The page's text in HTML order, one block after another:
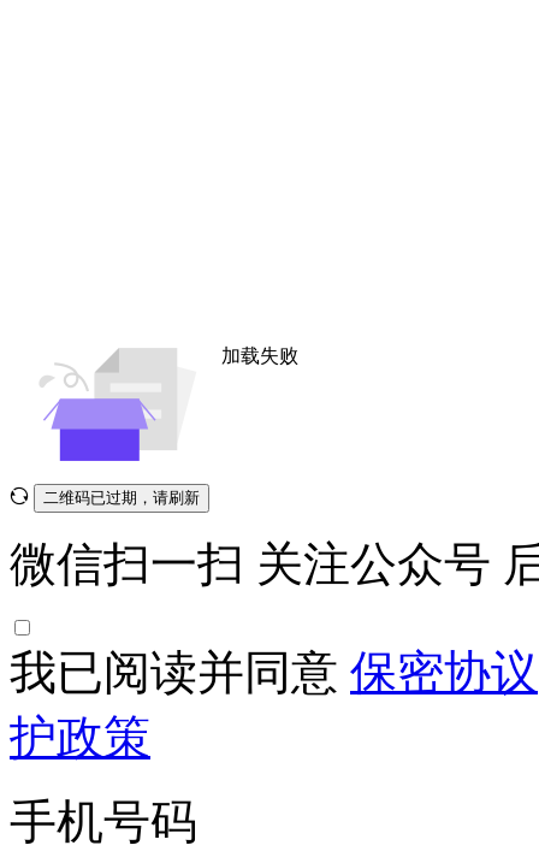
加载失败
二维码已过期，请刷新
微信扫一扫 关注公众号
我已阅读并同意 保密协议
护政策
手机号码